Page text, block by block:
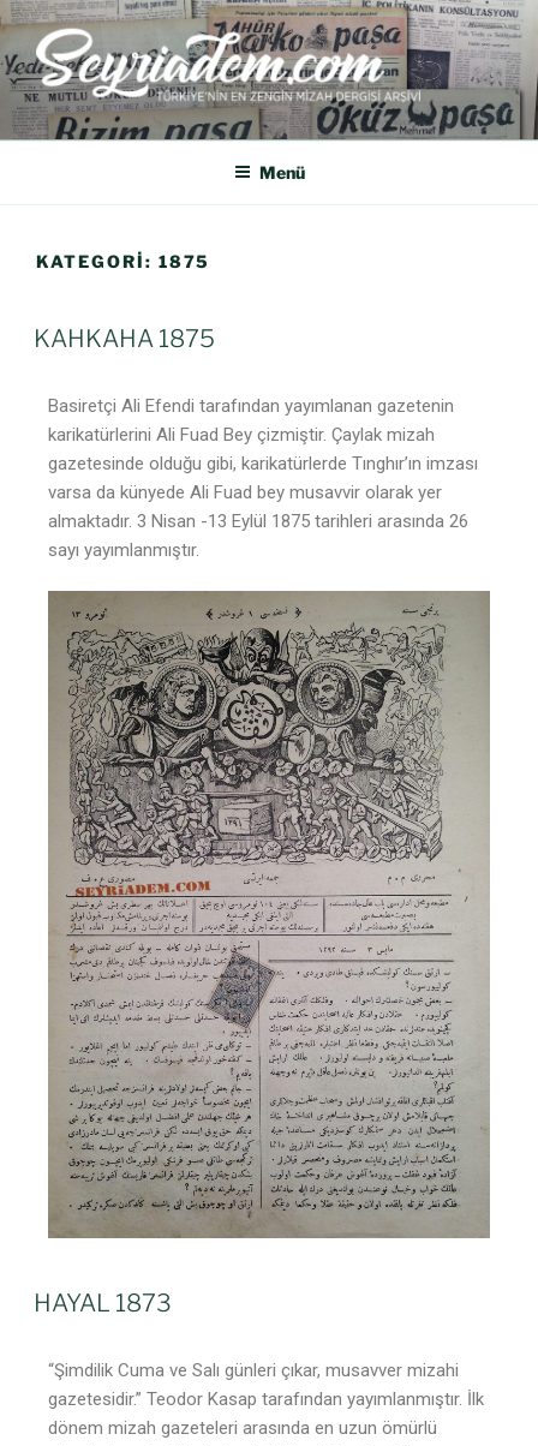
SEYRIADEM
Türkiye'nin En Zengin Mizah Dergisi Arşividir.
Menü
KATEGORI: 1875
KAHKAHA 1875
Basiretçi Ali Efendi tarafından yayımlanan gazetenin
karikatürlerini Ali Fuad Bey çizmiştir. Çaylak mizah
gazetesinde olduğu gibi, karikatürlerde Tınghır’ın imzası
varsa da künyede Ali Fuad bey musavvir olarak yer
almaktadır. 3 Nisan -13 Eylül 1875 tarihleri arasında 26
sayı yayımlanmıştır.
HAYAL 1873
“Şimdilik Cuma ve Salı günleri çıkar, musavver mizahi
gazetesidir.” Teodor Kasap tarafından yayımlanmıştır. İlk
dönem mizah gazeteleri arasında en uzun ömürlü